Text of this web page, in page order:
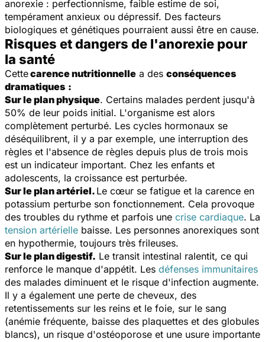
anorexie : perfectionnisme, faible estime de soi,
tempérament anxieux ou dépressif. Des facteurs
biologiques et génétiques pourraient aussi être en cause.
Risques et dangers de l'anorexie pour
la santé
Cettecarence nutritionnelle a des conséquences
dramatiques :
Sur le plan physique. Certains malades perdent jusqu'à
50% de leur poids initial. L'organisme est alors
complètement perturbé. Les cycles hormonaux se
déséquilibrent, il y a par exemple, une interruption des
règles et l'absence de règles depuis plus de trois mois
est un indicateur important. Chez les enfants et
adolescents, la croissance est perturbée.
Sur le plan artériel. Le cœur se fatigue et la carence en
potassium perturbe son fonctionnement. Cela provoque
des troubles du rythme et parfois une crise cardiaque. La
tension artérielle baisse. Les personnes anorexiques sont
en hypothermie, toujours très frileuses.
Sur le plan digestif. Le transit intestinal ralentit, ce qui
renforce le manque d'appétit. Les défenses immunitaires
des malades diminuent et le risque d'infection augmente.
Il y a également une perte de cheveux, des
retentissements sur les reins et le foie, sur le sang
(anémie fréquente, baisse des plaquettes et des globules
blancs), un risque d'ostéoporose et une usure importante